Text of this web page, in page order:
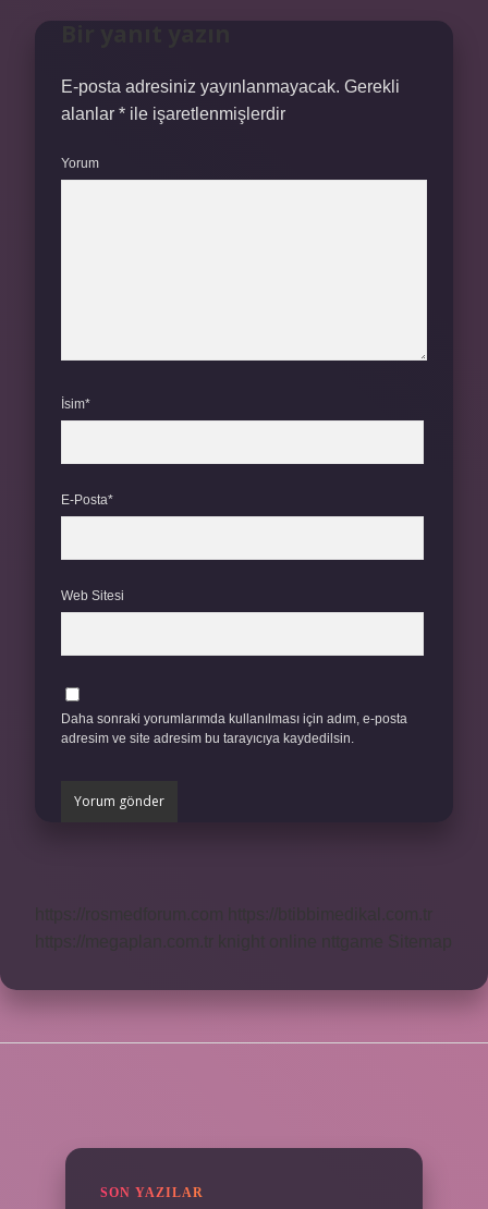
E-posta adresiniz yayınlanmayacak. Gerekli
alanlar * ile işaretlenmişlerdir
Yorum
İsim*
E-Posta*
Web Sitesi
Daha sonraki yorumlarımda kullanılması için adım, e-posta
adresim ve site adresim bu tarayıcıya kaydedilsin.
SON YAZILAR